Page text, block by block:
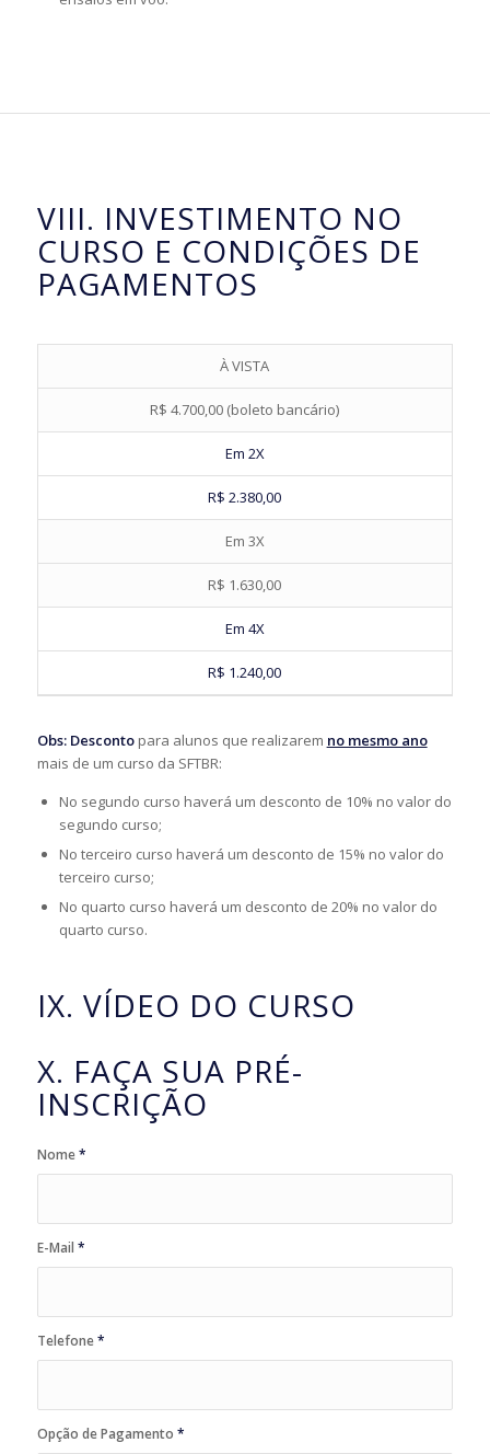
VIII. INVESTIMENTO NO
CURSO E CONDIÇÕES DE
PAGAMENTOS
À VISTA
R$ 4.700,00 (boleto bancário)
Em 2X
R$ 2.380,00
Em 3X
R$ 1.630,00
Em 4X
R$ 1.240,00
Obs: Desconto para alunos que realizarem no mesmo ano
mais de um curso da SFTBR:
No segundo curso haverá um desconto de 10% no valor do
segundo curso;
No terceiro curso haverá um desconto de 15% no valor do
terceiro curso;
No quarto curso haverá um desconto de 20% no valor do
quarto curso.
IX. VÍDEO DO CURSO
X. FAÇA SUA PRÉ-
INSCRIÇÃO
Nome*
E-Mail *
Telefone*
Opção de Pagamento *